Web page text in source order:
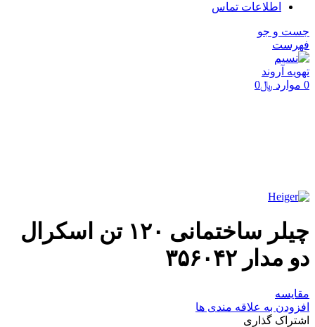
اطلاعات تماس
جست و جو
فهرست
0 موارد ﷼0
چیلر ساختمانی ۱۲۰ تن اسکرال
دو مدار ۳۵۶۰۴۲
مقایسه
افزودن به علاقه مندی ها
اشتراک گذاری